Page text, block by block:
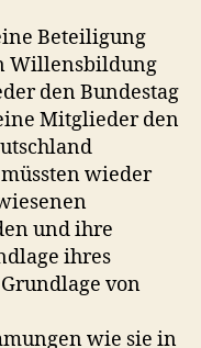
Beteiligung
Willensbildung
den Bundestag
Mitglieder den
wieder
und ihre
ihres
von
wie sie in